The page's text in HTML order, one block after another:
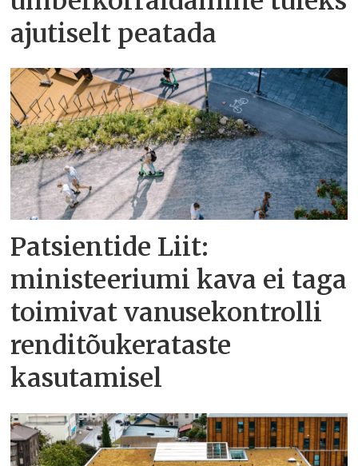
ajutiselt peatada
Patsientide Liit:
ministeeriumi kava ei taga
toimivat vanusekontrolli
renditõukerataste
kasutamisel